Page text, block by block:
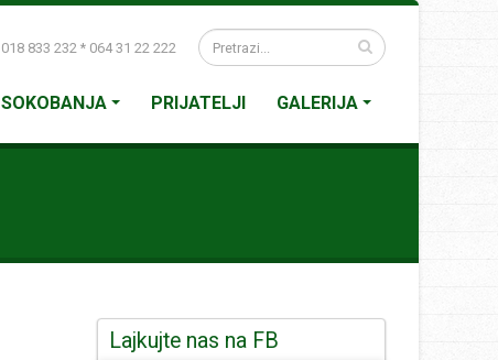
018 833 232 * 064 31 22 222
SOKOBANJA PRIJATELJI GALERIJA
Lajkujte nas na FB